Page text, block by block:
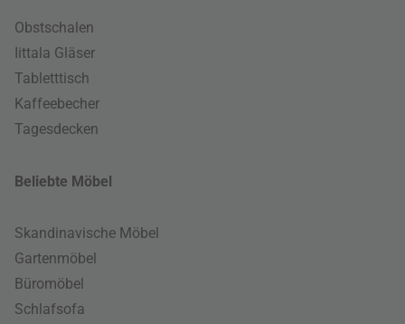
Obstschalen
Iittala Gläser
Tabletttisch
Kaffeebecher
Tagesdecken
Beliebte Möbel
Skandinavische Möbel
Gartenmöbel
Büromöbel
Schlafsofa